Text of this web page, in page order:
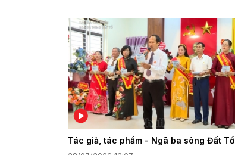
Tác giả, tác phẩm - Ngã ba sông Đất Tổ